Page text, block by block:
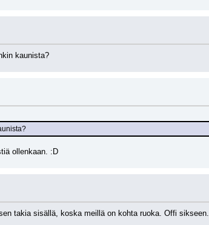
kaunista?
ollenkaan. :D
takia sisällä, koska meillä on kohta ruoka. Offi sikseen.